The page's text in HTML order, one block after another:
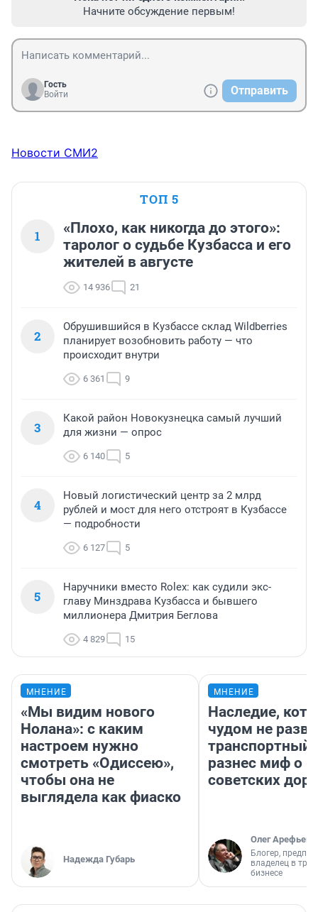
Начните обсуждение первым!
Гость
Войти
Отправить
Новости СМИ2
ТОП 5
1
«Плохо, как никогда до этого»:
таролог о судьбе Кузбасса и его
жителей в августе
14 936 21
2
Обрушившийся в Кузбассе склад Wildberries
планирует возобновить работу — что
происходит внутри
6 361 9
3
Какой район Новокузнецка самый лучший
для жизни — опрос
6 140 5
4
Новый логистический центр за 2 млрд
рублей и мост для него отстроят в Кузбассе
— подробности
6 127 5
5
Наручники вместо Rolex: как судили экс-
главу Минздрава Кузбасса и бывшего
миллионера Дмитрия Беглова
4 829 15
МНЕНИЕ
«Мы видим нового
Нолана»: с каким
настроем нужно
смотреть «Одиссею»,
чтобы она не
выглядела как фиаско
Надежда Губарь
МНЕНИЕ
Наследие,
чудом не
транспортный
разнес миф о
советских
Олег Арефьев
Блогер,
владелец в
бизнесе